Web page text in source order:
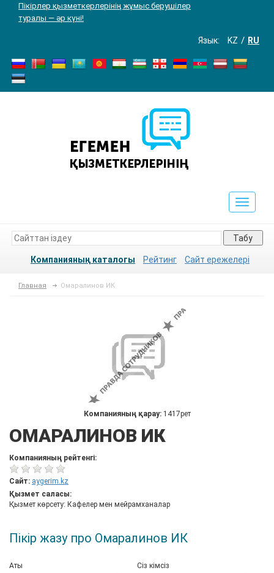
Пікірлер қызметкерлерінің жұмыс берушілер
туралы — әр күні!
Язык: KZ RU
Toggle
Табу
Компанияның каталогы Рейтинг Сайт ережелері
Главная Омаралинов ИК
Компанияның қарау: 1417рет
ОМАРАЛИНОВ ИК
Компанияның рейтенгі:
Сайт: aygerim.kz
Қызмет саласы:
Қызмет көрсету: Кафелер мен мейрамханалар
Пікір жазу про Омаралинов ИК
Аты Сіз кімсіз